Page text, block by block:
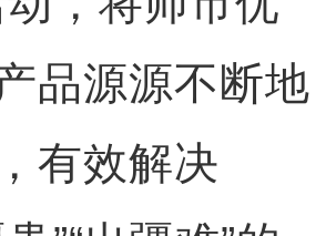
品源源不断地
有效解决